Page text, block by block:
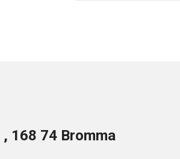
168 74 Bromma